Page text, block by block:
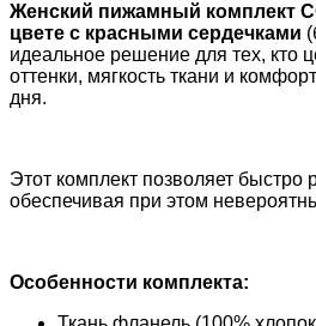
Женский пижамный комплект
цвете с красными сердечками
идеальное решение для тех, кто
оттенки, мягкость ткани и
дня.
Этот комплект позволяет быстро
обеспечивая при этом
Особенности комплекта: